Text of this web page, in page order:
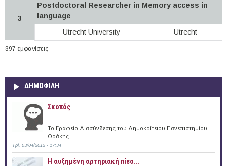
3
Postdoctoral Researcher in Memory access in
language
Utrecht University
Utrecht
397 εμφανίσεις
ΔΗΜΟΦΙΛΗ
Σκοπός
Το Γραφείο Διασύνδεσης του Δημοκρίτειου Πανεπιστημίου
Θράκης...
Τρί, 03/04/2012 - 17:34
Η αυξημένη αρτηριακή πίεσ...